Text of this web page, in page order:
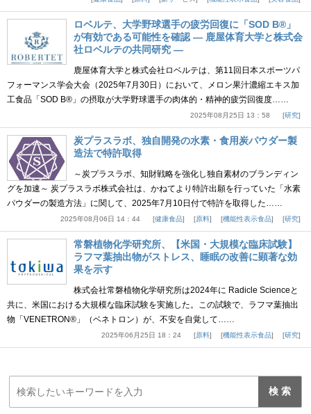
ロベルテ、大学野球選手の疲労回復に「SOD B®」
が有効である可能性を確認 ― 鹿屋体育大学と株式会
社ロベルテの共同研究 ―
鹿屋体育大学と株式会社ロベルテは、第11回日本スポーツパ
フォーマンス学会大会（2025年7月30日）において、メロン果汁濃縮エキス加
工食品「SOD B®」の摂取が大学野球選手の肉体的・精神的疲労回復度……
2025年08月25日 13：58 研究
炭プラスラボ、独自開発の水素・食用炭パウダー製
造法で特許取得
～炭プラスラボ、知財戦略を強化し独自素材のブランディン
グを加速～ 炭プラスラボ株式会社は、かねてより特許出願を行っていた「水素
パウダーの製造方法」に関して、2025年7月10日付で特許を取得した……
2025年08月06日 14：44 健康食品 原料 機能性表示食品 研究
常磐植物化学研究所、【米国・大規模な臨床試験】
ラフマ葉抽出物がストレス、睡眠の改善に顕著な効
果を示す
株式会社常磐植物化学研究所は2024年に Radicle Scienceと
共に、米国における大規模な臨床試験を実施した。この試験で、ラフマ葉抽出
物「VENETRON®」（ベネトロン）が、不安を自覚して……
2025年06月25日 18：24 原料 機能性表示食品 研究